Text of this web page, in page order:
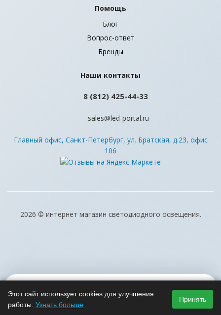
Помощь
Блог
Вопрос-ответ
Бренды
Наши контакты
8 (812) 425-44-33
sales@led-portal.ru
Главный офис, Санкт-Петербург, ул. Братская, д.23, офис
106
2026 © интернет магазин светодиодного освещения.
Этот сайт использует cookies для улучшения
работы. Узнать больше
Принять
Каталог Избранное Кабинет